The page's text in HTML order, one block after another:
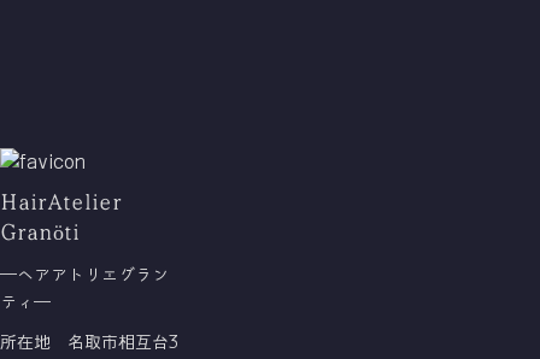
HairAtelier
Granöti
―ヘアアトリエグラン
ティ―
所在地 名取市相互台3